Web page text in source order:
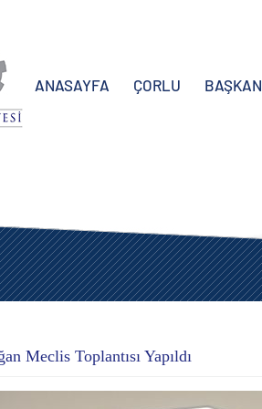
ANASAYFA ÇORLU BAŞKAN
Meclis Toplantısı Yapıldı